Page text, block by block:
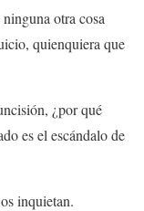
otra cosa
quienquiera que
¿por qué
es el escándalo de
inquietan.